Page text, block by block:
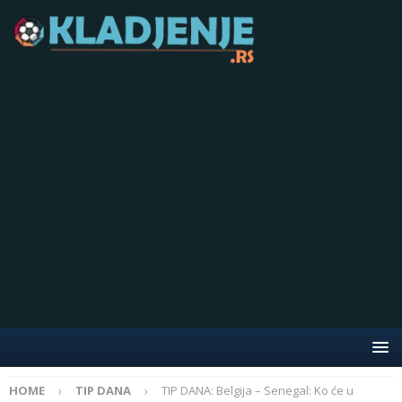
HOME TIP DANA
TIP DANA: Belgija – Senegal: Ko će u